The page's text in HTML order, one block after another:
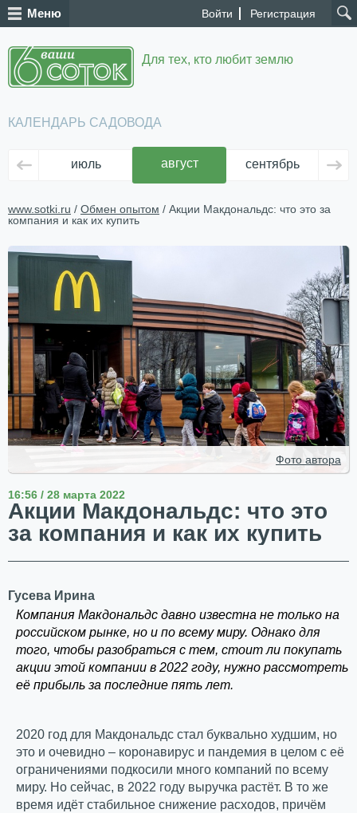
Войти Регистрация
Меню
Для тех, кто любит землю
КАЛЕНДАРЬ САДОВОДА
июль август сентябрь
www.sotki.ru / Обмен опытом / Акции Макдональдс: что это за
компания и как их купить
Фото автора
16:56 / 28 марта 2022
Акции Макдональдс: что это
за компания и как их купить
Гусева Ирина
Компания Макдональдс давно известна не только на
российском рынке, но и по всему миру. Однако для
того, чтобы разобраться с тем, стоит ли покупать
акции этой компании в 2022 году, нужно рассмотреть
её прибыль за последние пять лет.
2020 год для Макдональдс стал буквально худшим, но
это и очевидно – коронавирус и пандемия в целом с её
ограничениями подкосили много компаний по всему
миру. Но сейчас, в 2022 году выручка растёт. В то же
время идёт стабильное снижение расходов, причём